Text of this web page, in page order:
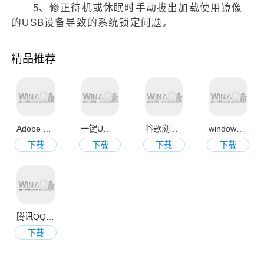
5、修正待机或休眠时手动拔出加载使用镜像
的USB设备导致的系统锁定问题。
精品推荐
下载
下载
下载
下载
腾讯QQ2013官方正式版
下载